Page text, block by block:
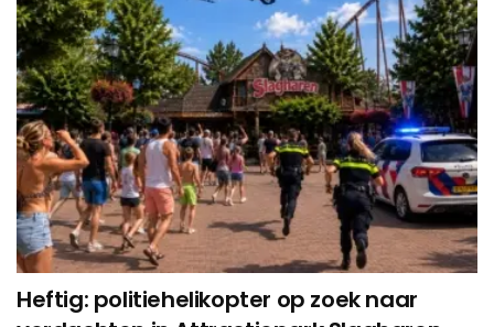
Heftig: politiehelikopter op zoek naar